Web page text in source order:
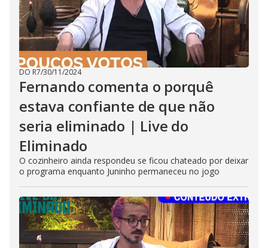
DO R7/30/11/2024
Fernando comenta o porquê
estava confiante de que não
seria eliminado | Live do
Eliminado
O cozinheiro ainda respondeu se ficou chateado por deixar
o programa enquanto Juninho permaneceu no jogo